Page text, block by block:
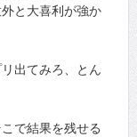
と大喜利が強か
出てみろ、とん
で結果を残せる